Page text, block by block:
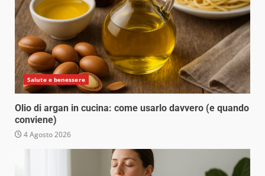
Salute e benessere
Olio di argan in cucina: come usarlo davvero (e quando
conviene)
4 Agosto 2026